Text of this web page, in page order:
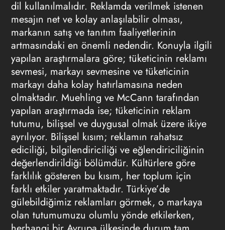
dil kullanılmalıdır. Reklamda verilmek istenen
mesajın net ve kolay anlaşılabilir olması,
markanın satış ve tanıtım faaliyetlerinin
artmasındaki en önemli nedendir. Konuyla ilgili
yapılan araştırmalara göre; tüketicinin reklamı
sevmesi, markayı sevmesine ve tüketicinin
markayı daha kolay hatırlamasına neden
olmaktadır. Muehling ve McCann tarafından
yapılan araştırmada ise; tüketicinin reklam
tutumu, bilişsel ve duygusal olmak üzere ikiye
ayrılıyor. Bilişsel kısım; reklamın rahatsız
ediciliği, bilgilendiriciliği ve eğlendiriciliğinin
değerlendirildiği bölümdür. Kültürlere göre
farklılık gösteren bu kısım, her toplum için
farklı etkiler yaratmaktadır. Türkiye’de
gülebildiğimiz reklamları görmek, o markaya
olan tutumumuzu olumlu yönde etkilerken,